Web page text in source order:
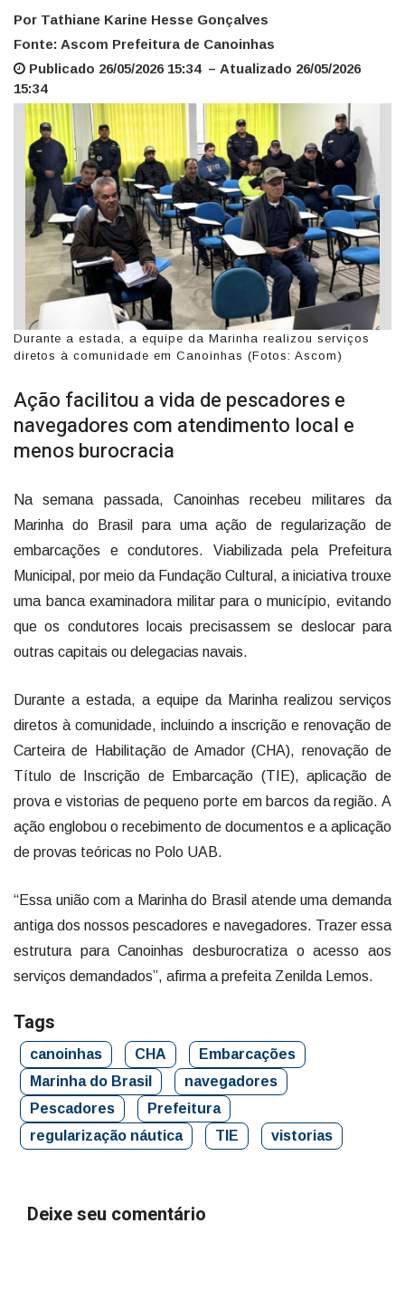
Por Tathiane Karine Hesse Gonçalves
Fonte: Ascom Prefeitura de Canoinhas
Publicado 26/05/2026 15:34 – Atualizado 26/05/2026
15:34
Durante a estada, a equipe da Marinha realizou serviços
diretos à comunidade em Canoinhas (Fotos: Ascom)
Ação facilitou a vida de pescadores e
navegadores com atendimento local e
menos burocracia
Na semana passada, Canoinhas recebeu militares da
Marinha do Brasil para uma ação de regularização de
embarcações e condutores. Viabilizada pela Prefeitura
Municipal, por meio da Fundação Cultural, a iniciativa trouxe
uma banca examinadora militar para o município, evitando
que os condutores locais precisassem se deslocar para
outras capitais ou delegacias navais.
Durante a estada, a equipe da Marinha realizou serviços
diretos à comunidade, incluindo a inscrição e renovação de
Carteira de Habilitação de Amador (CHA), renovação de
Título de Inscrição de Embarcação (TIE), aplicação de
prova e vistorias de pequeno porte em barcos da região. A
ação englobou o recebimento de documentos e a aplicação
de provas teóricas no Polo UAB.
“Essa união com a Marinha do Brasil atende uma demanda
antiga dos nossos pescadores e navegadores. Trazer essa
estrutura para Canoinhas desburocratiza o acesso aos
serviços demandados”, afirma a prefeita Zenilda Lemos.
Tags
canoinhas CHA
Embarcações
Marinha do Brasil
navegadores
Pescadores
Prefeitura
regularização náutica
TIE vistorias
Deixe seu comentário